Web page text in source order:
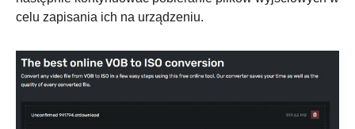
celu zapisania ich na urządzeniu.